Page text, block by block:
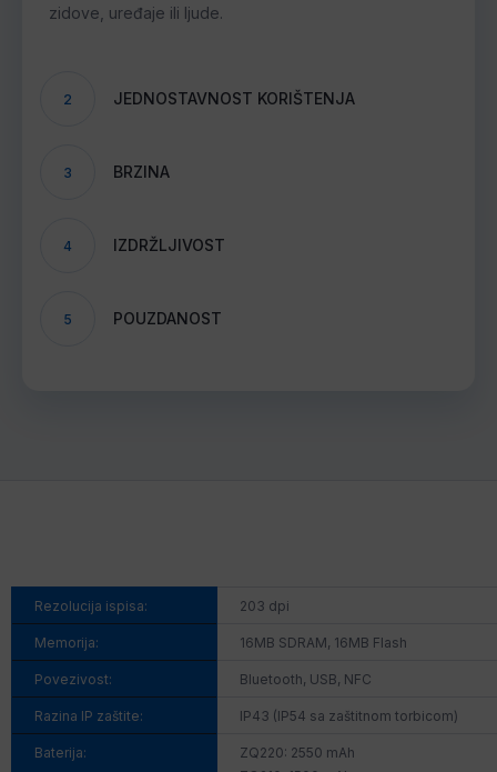
zidove, uređaje ili ljude.
2 JEDNOSTAVNOST KORIŠTENJA
3 BRZINA
4 IZDRŽLJIVOST
5 POUZDANOST
Rezolucija ispisa: 203 dpi
Memorija: 16MB SDRAM, 16MB Flash
Povezivost: Bluetooth, USB, NFC
Razina IP zaštite: IP43 (IP54 sa zaštitnom torbicom)
Baterija:
ZQ220: 2550 mAh